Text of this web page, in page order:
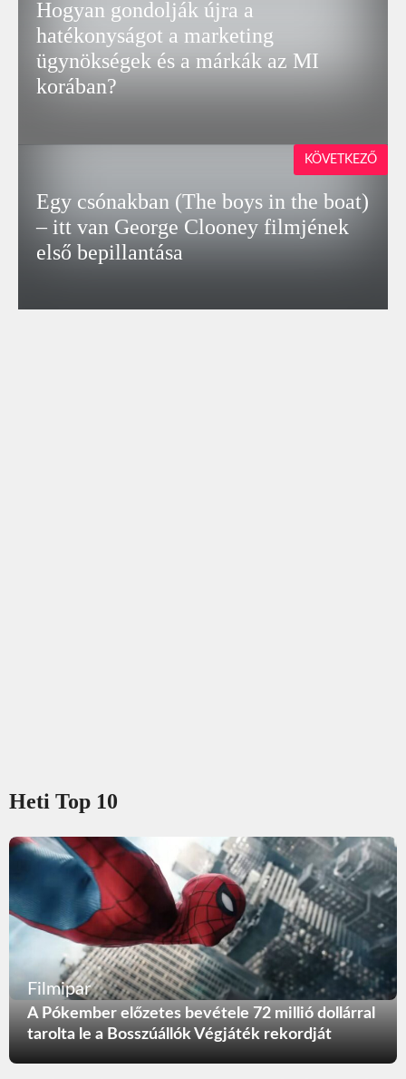
Hogyan gondolják újra a
hatékonyságot a marketing
ügynökségek és a márkák az MI
korában?
Egy csónakban (The boys in the boat)
– itt van George Clooney filmjének
első bepillantása
KÖVETKEZŐ
Heti Top 10
Filmipar
A Pókember előzetes bevétele 72 millió dollárral
tarolta le a Bosszúállók Végjáték rekordját